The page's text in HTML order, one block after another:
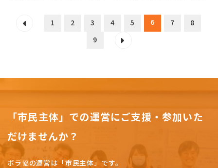
1 2 3 4 5 6 7
8
9
「市民主体」での運営にご支援・参加いた
だけませんか？
ボラ協の運営は「市民主体」です。